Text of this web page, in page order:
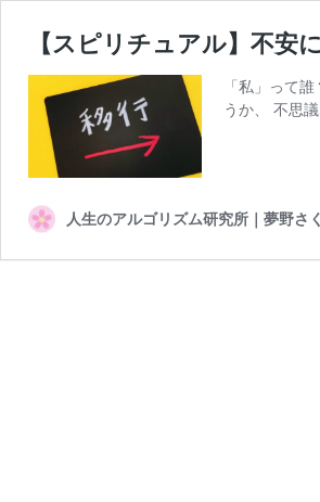
【スピリチュアル】不
「私」って
うか、 不思
人生のアルゴリズム研究所｜夢野さ